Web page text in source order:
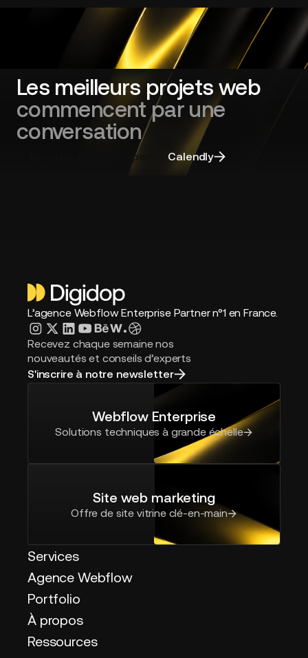
site
web
et
choisir
la
Les meilleurs projets web
commencent par une
conversation
Discuter avec un expert Calendly
L’agence Webflow Enterprise Partner n°1 en France.
Recevez chaque semaine nos
nouveautés et conseils d’experts
S'inscrire à notre newsletter
Webflow Enterprise
Solutions techniques à grande échelle
Site web marketing
Offre de site vitrine clé-en-main
Services
Agence Webflow
Portfolio
À propos
Ressources